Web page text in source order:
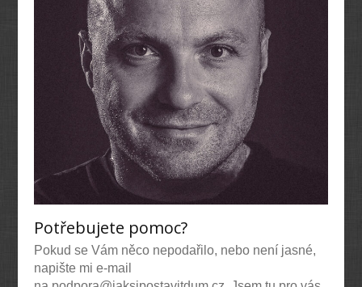
Potřebujete pomoc?
Pokud se Vám něco nepodařilo, nebo není jasné,
napište mi e-mail